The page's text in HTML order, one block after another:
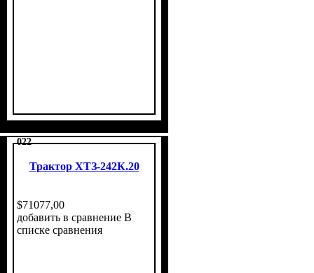
022
Трактор ХТЗ-242К.20
$71077,00
добавить в сравнение В
списке сравнения